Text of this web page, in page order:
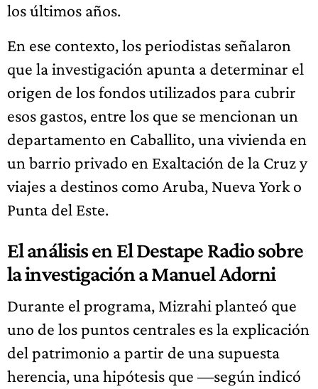
los últimos años.
En ese contexto, los periodistas señalaron
que la investigación apunta a determinar el
origen de los fondos utilizados para cubrir
esos gastos, entre los que se mencionan un
departamento en Caballito, una vivienda en
un barrio privado en Exaltación de la Cruz y
viajes a destinos como Aruba, Nueva York o
Punta del Este.
El análisis en El Destape Radio sobre
la investigación a Manuel Adorni
Durante el programa, Mizrahi planteó que
uno de los puntos centrales es la explicación
del patrimonio a partir de una supuesta
herencia, una hipótesis que —según indicó